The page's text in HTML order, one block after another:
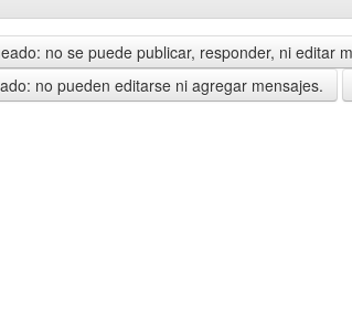
mensajes
anteriores
by
no se puede publicar, responder, ni editar
no pueden editarse ni agregar mensajes.